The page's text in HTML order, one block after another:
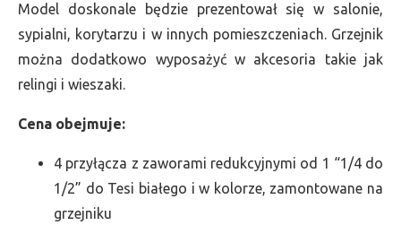
Model doskonale będzie prezentował się w salonie,
sypialni, korytarzu i w innych pomieszczeniach. Grzejnik
można dodatkowo wyposażyć w akcesoria takie jak
relingi i wieszaki.
Cena obejmuje:
4 przyłącza z zaworami redukcyjnymi od 1 “1/4 do
1/2” do Tesi białego i w kolorze, zamontowane na
grzejniku